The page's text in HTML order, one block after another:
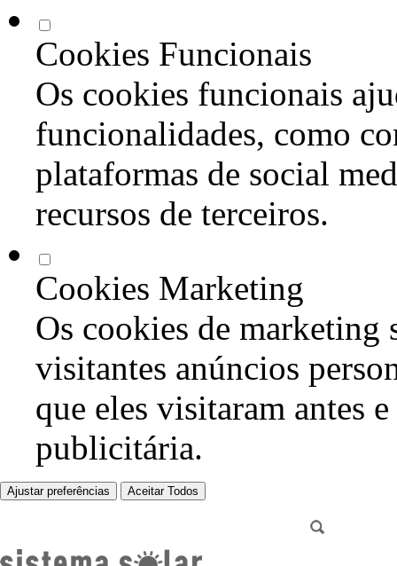
Cookies Funcionais
Os cookies funcionais
funcionalidades, como
plataformas de social
recursos de terceiros.
Cookies Marketing
Os cookies de marketing
visitantes anúncios
que eles visitaram antes
publicitária.
Ajustar preferências Aceitar Todos